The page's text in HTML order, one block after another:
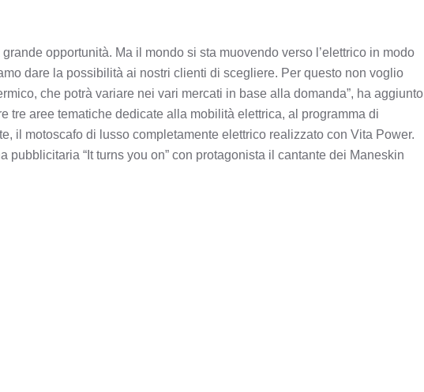
opportunità. Ma il mondo si sta muovendo verso l’elettrico in modo
dare la possibilità ai nostri clienti di scegliere. Per questo non voglio
che potrà variare nei vari mercati in base alla domanda”, ha aggiunto
tre aree tematiche dedicate alla mobilità elettrica, al programma di
il motoscafo di lusso completamente elettrico realizzato con Vita Power.
pubblicitaria “It turns you on” con protagonista il cantante dei Maneskin